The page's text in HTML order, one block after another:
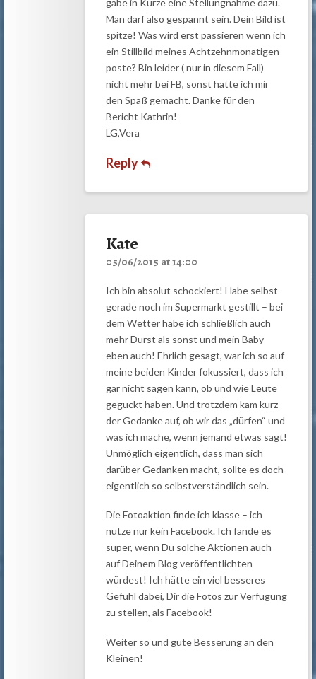
gäbe in Kürze eine Stellungnahme dazu.
Man darf also gespannt sein. Dein Bild ist
spitze! Was wird erst passieren wenn ich
ein Stillbild meines Achtzehnmonatigen
poste? Bin leider ( nur in diesem Fall)
nicht mehr bei FB, sonst hätte ich mir
den Spaß gemacht. Danke für den
Bericht Kathrin!
LG,Vera
Reply
Kate
05/06/2015 at 14:00
Ich bin absolut schockiert! Habe selbst
gerade noch im Supermarkt gestillt – bei
dem Wetter habe ich schließlich auch
mehr Durst als sonst und mein Baby
eben auch! Ehrlich gesagt, war ich so auf
meine beiden Kinder fokussiert, dass ich
gar nicht sagen kann, ob und wie Leute
geguckt haben. Und trotzdem kam kurz
der Gedanke auf, ob wir das „dürfen“ und
was ich mache, wenn jemand etwas sagt!
Unmöglich eigentlich, dass man sich
darüber Gedanken macht, sollte es doch
eigentlich so selbstverständlich sein.
Die Fotoaktion finde ich klasse – ich
nutze nur kein Facebook. Ich fände es
super, wenn Du solche Aktionen auch
auf Deinem Blog veröffentlichten
würdest! Ich hätte ein viel besseres
Gefühl dabei, Dir die Fotos zur Verfügung
zu stellen, als Facebook!
Weiter so und gute Besserung an den
Kleinen!